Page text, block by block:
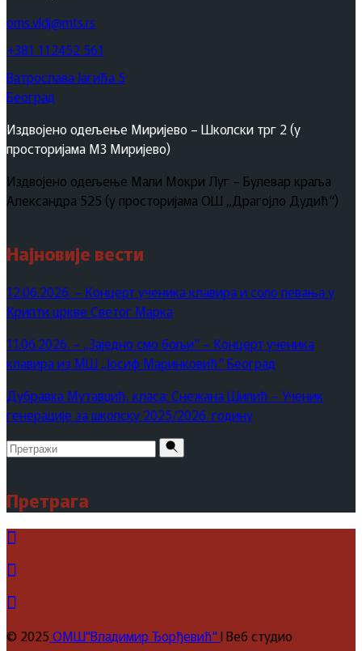
oms.vldj@mts.rs
+381 112452 561
Ватрослава Јагића 5
Београд
Издвојено одељење Миријево – Школски трг 2 (у
просторијама МЗ Миријево)
Издвојено одељење Мали Мокри Луг – Булевар краља
Александра 525 (у просторијама ОШ „Драгојло Дудић“)
Најновије вести
12.06.2026. – Концерт ученика клавира и соло певања у
Крипти цркве Светог Марка
11.06.2026. – „Заједно смо бољи“ – Концерт ученика
клавира из МШ „Јосиф Маринковић“ Београд
Дубравка Мутавџић, класа: Снежана Шипић – Ученик
генерације за школску 2025/2026. годину
Pretraži
Претрага
© 2025 ОМШ"Владимир Ђорђевић"I Веб студио